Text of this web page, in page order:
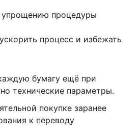
процедуры
процесс и избежать
бумагу ещё при
технические параметры.
покупке заранее
к переводу